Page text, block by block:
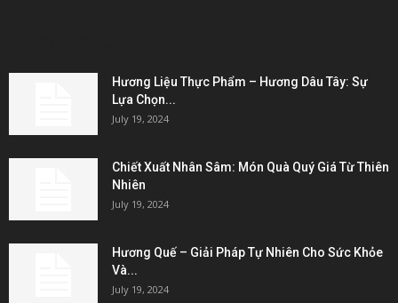
Hương Liệu Thực Phẩm – Hương Dâu Tây: Sự
Lựa Chọn...
July 19, 2024
Chiết Xuất Nhân Sâm: Món Quà Quý Giá Từ Thiên
Nhiên
July 19, 2024
Hương Quế – Giải Pháp Tự Nhiên Cho Sức Khỏe
Và...
July 19, 2024